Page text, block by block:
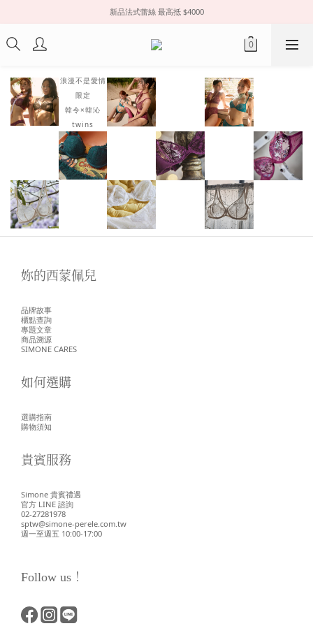
新品法式蕾絲 最高抵 $4000
浪漫不是愛情
限定
韓令×韓沁
twins
妳的西蒙佩兒
品牌故事
櫃點查詢
專題文章
商品溯源
SIMONE CARES
如何選購
選購指南
購物須知
貴賓服務
Simone 貴賓禮遇
官方 LINE 諮詢
02-27281978
sptw@simone-perele.com.tw
週一至週五 10:00-17:00
Follow us！